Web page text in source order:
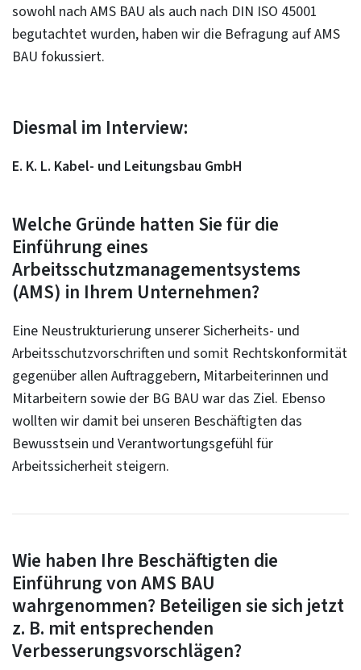
sowohl nach AMS BAU als auch nach DIN ISO 45001
begutachtet wurden, haben wir die Befragung auf AMS
BAU fokussiert.
Diesmal im Interview:
E. K. L. Kabel- und Leitungsbau GmbH
Welche Gründe hatten Sie für die
Einführung eines
Arbeitsschutzmanagementsystems
(AMS) in Ihrem Unternehmen?
Eine Neustrukturierung unserer Sicherheits- und
Arbeitsschutzvorschriften und somit Rechtskonformität
gegenüber allen Auftraggebern, Mitarbeiterinnen und
Mitarbeitern sowie der BG BAU war das Ziel. Ebenso
wollten wir damit bei unseren Beschäftigten das
Bewusstsein und Verantwortungsgefühl für
Arbeitssicherheit steigern.
Wie haben Ihre Beschäftigten die
Einführung von AMS BAU
wahrgenommen? Beteiligen sie sich jetzt
z. B. mit entsprechenden
Verbesserungsvorschlägen?